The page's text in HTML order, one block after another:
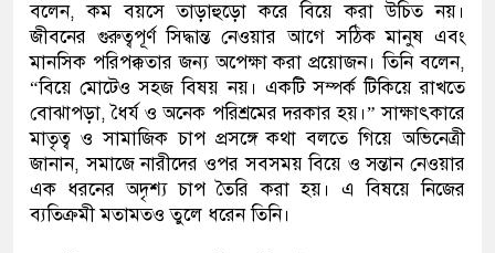
বলেন, কম বয়সে তাড়াহুড়ো করে বিয়ে করা উচিত নয়।
জীবনের গুরুত্বপূর্ণ সিদ্ধান্ত নেওয়ার আগে সঠিক মানুষ এবং
মানসিক পরিপক্কতার জন্য অপেক্ষা করা প্রয়োজন। তিনি বলেন,
“বিয়ে মোটেও সহজ বিষয় নয়। একটি সম্পর্ক টিকিয়ে রাখতে
বোঝাপড়া, ধৈর্য ও অনেক পরিশ্রমের দরকার হয়।” সাক্ষাৎকারে
মাতৃত্ব ও সামাজিক চাপ প্রসঙ্গে কথা বলতে গিয়ে অভিনেত্রী
জানান, সমাজে নারীদের ওপর সবসময় বিয়ে ও সন্তান নেওয়ার
এক ধরনের অদৃশ্য চাপ তৈরি করা হয়। এ বিষয়ে নিজের
ব্যতিক্রমী মতামতও তুলে ধরেন তিনি।